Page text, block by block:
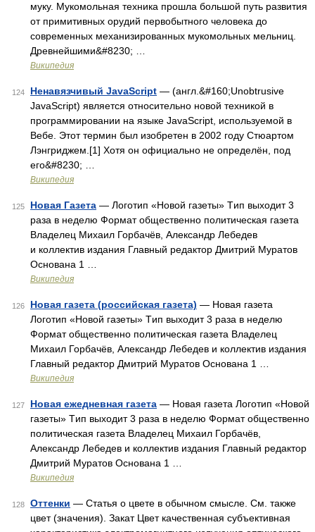
муку. Мукомольная техника прошла большой путь развития
от примитивных орудий первобытного человека до
современных механизированных мукомольных мельниц.
Древнейшими&#8230; …
Википедия
124 Ненавязчивый JavaScript — (англ.&#160;Unobtrusive
JavaScript) является относительно новой техникой в
программировании на языке JavaScript, используемой в
Вебе. Этот термин был изобретен в 2002 году Стюартом
Лэнгриджем.[1] Хотя он официально не определён, под
его&#8230; …
Википедия
125 Новая Газета — Логотип «Новой газеты» Tип выходит 3
раза в неделю Формат общественно политическая газета
Владелец Михаил Горбачёв, Александр Лебедев
и коллектив издания Главный редактор Дмитрий Муратов
Основана 1 …
Википедия
126 Новая газета (российская газета) — Новая газета
Логотип «Новой газеты» Tип выходит 3 раза в неделю
Формат общественно политическая газета Владелец
Михаил Горбачёв, Александр Лебедев и коллектив издания
Главный редактор Дмитрий Муратов Основана 1 …
Википедия
127 Новая ежедневная газета — Новая газета Логотип «Новой
газеты» Tип выходит 3 раза в неделю Формат общественно
политическая газета Владелец Михаил Горбачёв,
Александр Лебедев и коллектив издания Главный редактор
Дмитрий Муратов Основана 1 …
Википедия
128 Оттенки — Статья о цвете в обычном смысле. См. также
цвет (значения). Закат Цвет качественная субъективная